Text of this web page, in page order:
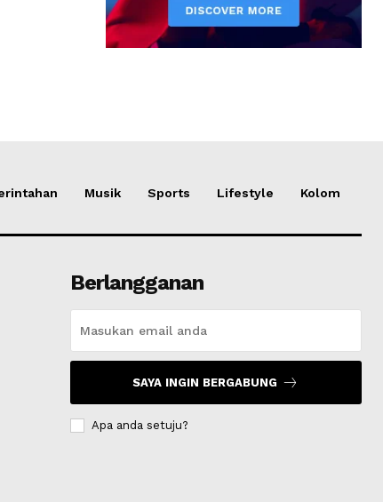
Musik Sports Lifestyle Kolom
Berlangganan
SAYA INGIN BERGABUNG
Apa anda setuju?